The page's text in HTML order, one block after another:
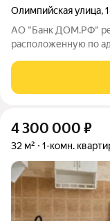
Олимпийская улица,
АО "Банк ДОМ.РФ"
расположенную по
(юридическое лицо).
недвижимости:
4 300 000 ₽
32 м² 1-комн.